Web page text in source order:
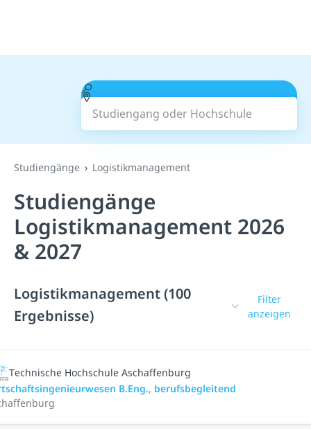
Studiengang oder Hochschule
Suchen
Studiengänge Logistikmanagement
Studiengänge
Logistikmanagement 2026
& 2027
Logistikmanagement (100
Ergebnisse)
Filter
anzeigen
Technische Hochschule Aschaffenburg
B.Eng., berufsbegleitend